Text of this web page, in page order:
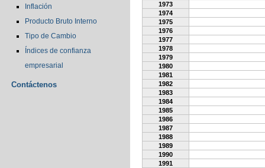
Inflación
Producto Bruto Interno
Tipo de Cambio
Índices de confianza
empresarial
Contáctenos
1973
1974
1975
1976
1977
1978
1979
1980
1981
1982
1983
1984
1985
1986
1987
1988
1989
1990
1991